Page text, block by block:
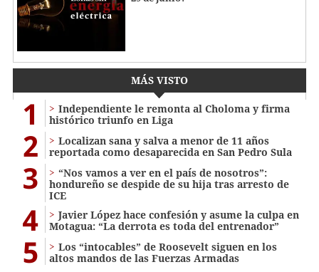
MÁS VISTO
1
Independiente le remonta al Choloma y firma
histórico triunfo en Liga
2
Localizan sana y salva a menor de 11 años
reportada como desaparecida en San Pedro Sula
3
“Nos vamos a ver en el país de nosotros”:
hondureño se despide de su hija tras arresto de
ICE
4
Javier López hace confesión y asume la culpa en
Motagua: “La derrota es toda del entrenador”
5
Los “intocables” de Roosevelt siguen en los
altos mandos de las Fuerzas Armadas